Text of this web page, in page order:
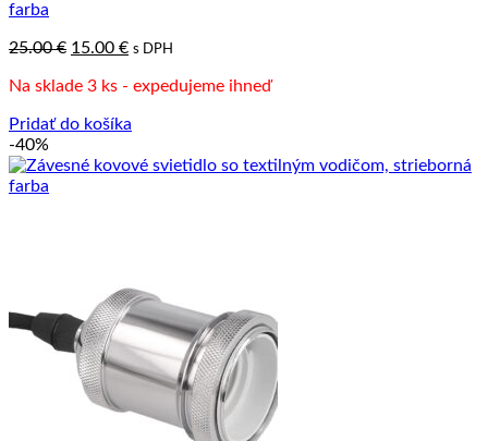
farba
25.00€ Pôvodná
bola:
15.00 €Aktuálna
je:
s DPH
Na sklade 3 ks - expedujeme ihneď
Pridať do košíka
-40%